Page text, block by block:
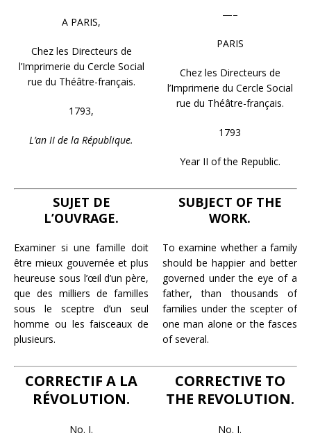
A PARIS,
Chez les Directeurs de
l’Imprimerie du Cercle Social
rue du Théâtre-français.
1793,
L’an II de la République.
—–
PARIS
Chez les Directeurs de
l’Imprimerie du Cercle Social
rue du Théâtre-français.
1793
Year II of the Republic.
SUJET DE
L’OUVRAGE.
Examiner si une famille doit
être mieux gouvernée et plus
heureuse sous l’œil d’un père,
que des milliers de familles
sous le sceptre d’un seul
homme ou les faisceaux de
plusieurs.
SUBJECT OF THE
WORK.
To examine whether a family
should be happier and better
governed under the eye of a
father, than thousands of
families under the scepter of
one man alone or the fasces
of several.
CORRECTIF A LA
RÉVOLUTION.
No. I.
CORRECTIVE TO
THE REVOLUTION.
No. I.